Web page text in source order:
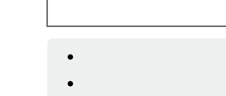
Stabilire un contesto per i team quando si lavora su un
Apri questo modello e aggiungi contenuti per adattare questo
diagramma di storyboard al tuo caso d'uso.
Modelli correlati